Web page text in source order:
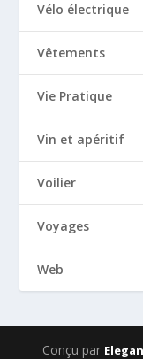
Vélo électrique
Vêtements
Vie Pratique
Vin et apéritif
Voilier
Voyages
Web
Conçu par